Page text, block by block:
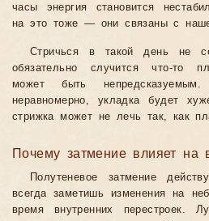
часы энергия становится
на это тоже — они связаны с
Стричься в такой день не
обязательно случится что-то
может быть
неравномерно, укладка будет
стрижка может не лечь так, как
Почему затмение влияет на
Полутеневое затмение
всегда заметишь изменения на
время внутренних перестроек.